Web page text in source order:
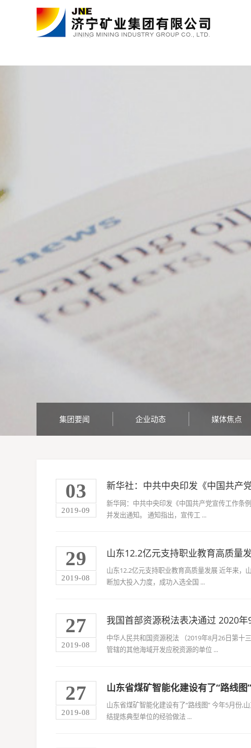
金年会金字招牌诚信
集团要闻 企业动态 媒体焦点
03
2019-09
新华社：中共中央印发《中国共产
新华网：中共中央印发《中国共产党宣传工作条
并发出通知。 通知指出，宣传工 ...
29
2019-08
山东12.2亿元支持职业教育高质量
山东12.2亿元支持职业教育高质量发展 近年来
断加大投入力度，成功入选全国 ...
27
2019-08
我国首部资源税法表决通过 2020
中华人民共和国资源税法 （2019年8月26日第十
管辖的其他海域开发应税资源的单位 ...
27
2019-08
山东省煤矿智能化建设有了“路线图”
山东省煤矿智能化建设有了“路线图” 今年5月份,
结提炼典型单位的经验做法 ...